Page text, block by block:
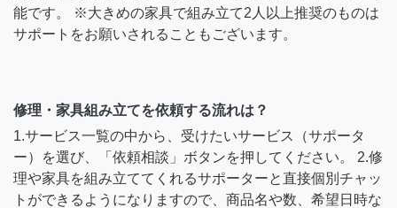
能です。 ※大きめの家具で組み立て2人以上推奨のものは
サポートをお願いされることもございます。
修理・家具組み立てを依頼する流れは？
1.サービス一覧の中から、受けたいサービス（サポータ
ー）を選び、「依頼相談」ボタンを押してください。 2.修
理や家具を組み立ててくれるサポーターと直接個別チャッ
トができるようになりますので、商品名や数、希望日時な